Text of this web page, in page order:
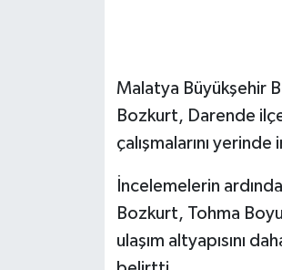
Malatya Büyükşehir
Bozkurt, Darende
çalışmalarını
İncelemelerin
Bozkurt, Tohma
ulaşım altyapısını
HABERDE İNSAN
Jandarma